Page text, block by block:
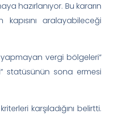
hazırlanıyor. Bu kararın
aralayabileceği
yapmayan vergi bölgeleri”
statüsünün sona ermesi
karşıladığını belirtti.